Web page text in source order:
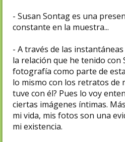
- Susan Sontag es una
constante en la muestra...
- A través de las
la relación que he tenido con
fotografía como parte de
lo mismo con los retratos de
tuve con él? Pues lo voy
ciertas imágenes íntimas.
mi vida, mis fotos son una
mi existencia.